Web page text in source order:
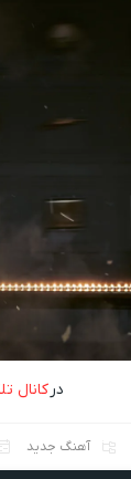
در کانال
آهنگ جدید